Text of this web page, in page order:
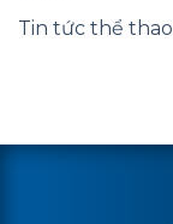
Tin tức thể thao